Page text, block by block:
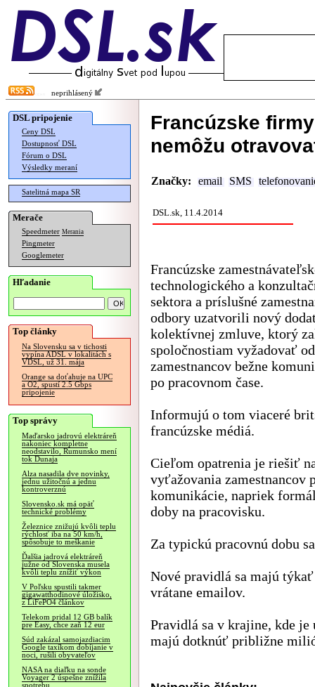
neprihlásený
DSL pripojenie
Ceny DSL
Dostupnosť DSL
Fórum o DSL
Výsledky meraní
Satelitná mapa SR
Merače
Speedmeter Merania
Pingmeter
Googlemeter
Hľadanie
Top články
Na Slovensku sa v tichosti
vypína ADSL v lokalitách s
VDSL, už 31. mája
Orange sa doťahuje na UPC
a O2, spustí 2.5 Gbps
pripojenie
Top správy
Maďarsko jadrovú elektráreň
nakoniec kompletne
neodstavilo, Rumunsko mení
tok Dunaja
Alza nasadila dve novinky,
jednu užitočnú a jednu
kontroverznú
Slovensko.sk má opäť
technické problémy
Železnice znižujú kvôli teplu
rýchlosť iba na 50 km/h,
spôsobuje to meškanie
Ďalšia jadrová elektráreň
južne od Slovenska musela
kvôli teplu znížiť výkon
V Poľsku spustili takmer
gigawatthodinové úložisko,
z LiFePO4 článkov
Telekom pridal 12 GB balík
pre Easy, chce zaň 12 eur
Súd zakázal samojazdiacim
Google taxíkom dobíjanie v
noci, rušili obyvateľov
NASA na diaľku na sonde
Voyager 2 úspešne znížila
spotrebu
Francúzske
nemôžu
Značky: email SMS
DSL.sk, 11.4.2014
Francúzske
technologického a
sektora a príslušné
odbory uzatvorili nový
kolektívnej zmluve, ktorý
spoločnostiam vyžadovať od
zamestnancov bežne
po pracovnom čase.
Informujú o tom viaceré
francúzske médiá.
Cieľom opatrenia je riešiť
vyťažovania zamestnancov
komunikácie, napriek
doby na pracovisku.
Za typickú pracovnú dobu
Nové pravidlá sa majú
vrátane emailov.
Pravidlá sa v krajine, kde je
majú dotknúť približne